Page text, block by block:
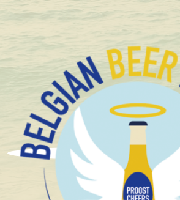
+1.600 Bières spéciales
Contactez-nous
Belgian Beer Heaven